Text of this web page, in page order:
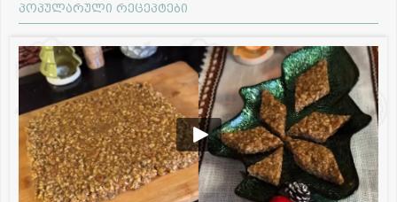
პოპულარული რეცეპტები